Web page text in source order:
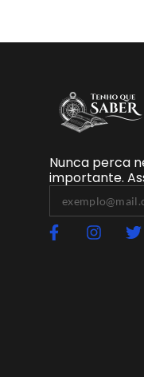
Nunca perca
importante.